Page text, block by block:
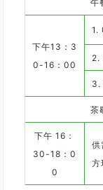
午
下午13：3
0-16：00
1.
2.
3.
茶
下午 16：
30-18：0
0
供
方